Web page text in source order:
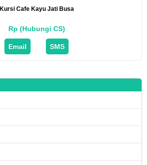
Kursi Cafe Kayu Jati Busa
Rp (Hubungi CS)
Email SMS